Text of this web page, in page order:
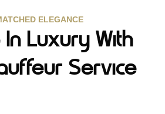
ELEGANCE
Luxury With
Service